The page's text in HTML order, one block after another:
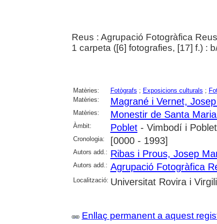
Reus : Agrupació Fotogràfica
1 carpeta ([6] fotografies, [17] f.) :
Matèries: Fotògrafs ; Exposicions culturals ;
Matèries:
Magrané i Vernet,
Matèries: Monestir de Santa
Àmbit: Poblet- Vimbodí i Poblet
Cronologia: [0000 - 1993]
Autors add.: Ribas i Prous, Josep
Autors add.: Agrupació Fotogràfica
Localització: Universitat Rovira i
Enllaç permanent a aquest